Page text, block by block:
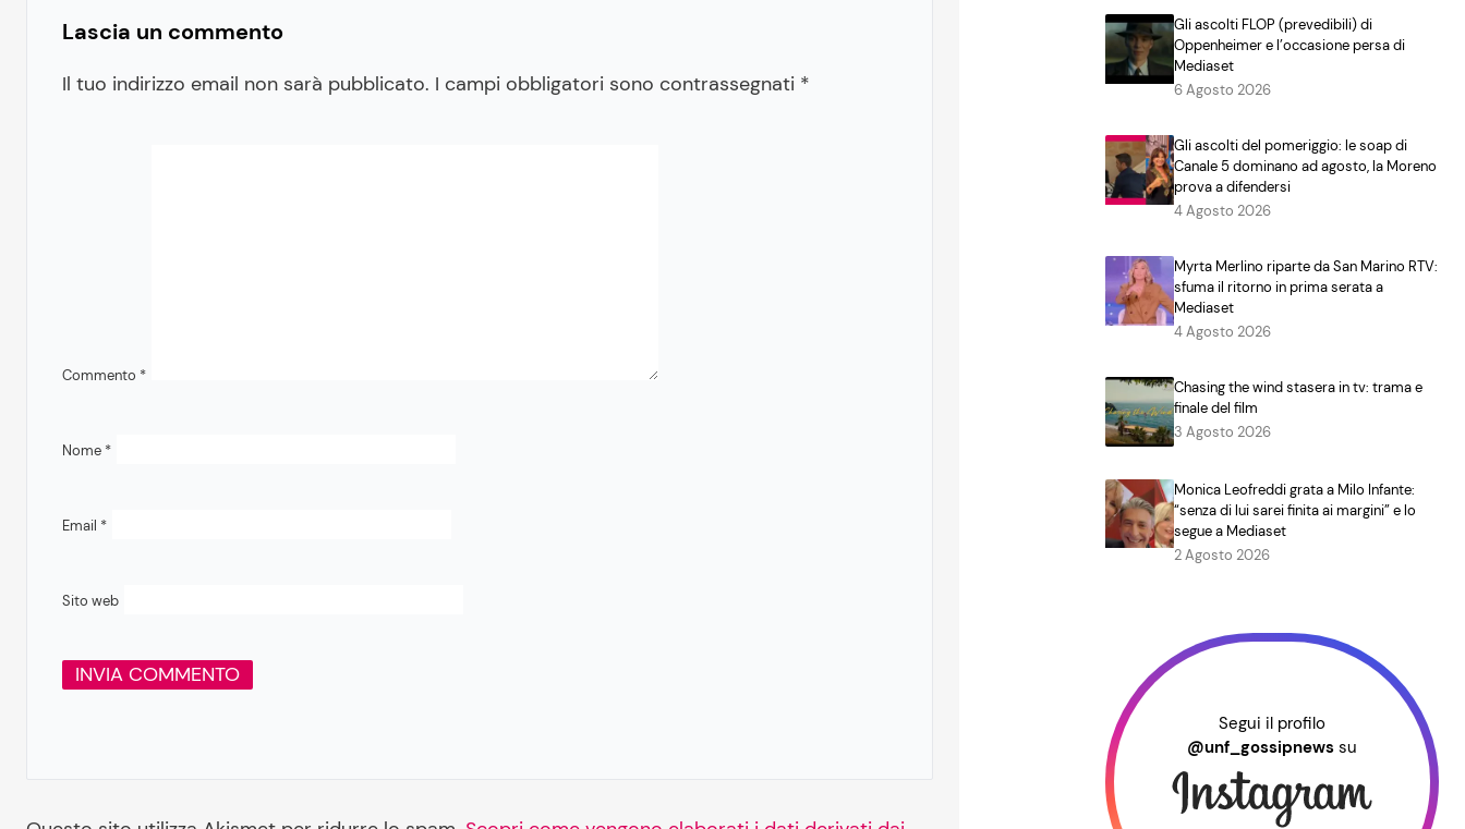
Lascia un commento
Il tuo indirizzo email non sarà pubblicato. I campi obbligatori sono contrassegnati *
Commento *
Nome *
Email *
Sito web
Gli ascolti FLOP (prevedibili) di
Oppenheimer e l’occasione persa di
Mediaset
6 Agosto 2026
Gli ascolti del pomeriggio: le soap di
Canale 5 dominano ad agosto, la Moreno
prova a difendersi
4 Agosto 2026
Myrta Merlino riparte da San Marino RTV:
sfuma il ritorno in prima serata a
Mediaset
4 Agosto 2026
Chasing the wind stasera in tv: trama e
finale del film
3 Agosto 2026
Monica Leofreddi grata a Milo Infante:
“senza di lui sarei finita ai margini” e lo
segue a Mediaset
2 Agosto 2026
Segui il profilo
@unf_gossipnews su